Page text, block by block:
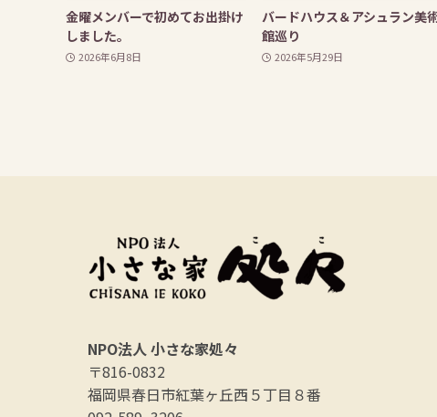
金曜メンバーで初めてお出掛け
しました。
2026年6月8日
バードハウス＆アシュラン美
館巡り
2026年5月29日
NPO法人 小さな家処々
〒816-0832
福岡県春日市紅葉ヶ丘西５丁目８番